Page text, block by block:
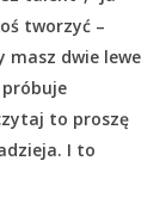
tworzyć –
masz dwie lewe
próbuje
to proszę
I to